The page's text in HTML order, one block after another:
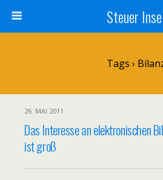
Steuer
Tags ›
26. MAI 2011
Das Interesse an elektronischen
ist groß